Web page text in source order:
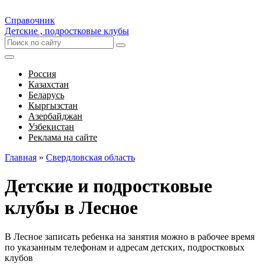
Справочник
Детские , подростковые клубы
Россия
Казахстан
Беларусь
Кыргызстан
Азербайджан
Узбекистан
Реклама на сайте
Главная » Свердловская область
Детские и подростковые
клубы в Лесное
В Лесное записать ребенка на занятия можно в рабочее время
по указанным телефонам и адресам детских, подростковых
клубов